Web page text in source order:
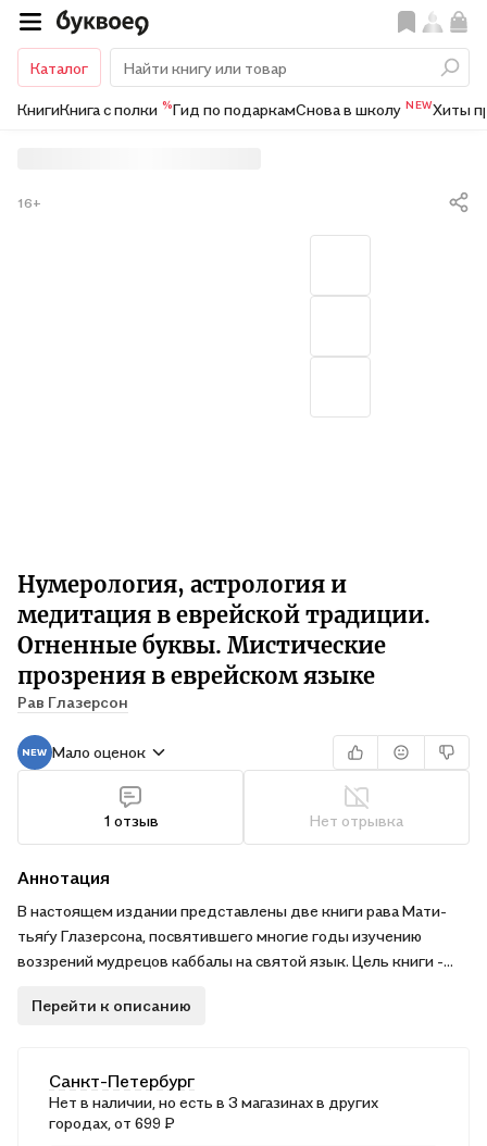
Каталог
КнигиКнига с полки %Гид по подаркамСнова в школу NEWХиты
Нумерология, астрология и
медитация в еврейской традиции.
Огненные буквы. Мистические
прозрения в еврейском языке
Рав Глазерсон
16+
Мало оценок
1 отзыв Нет отрывка
Аннотация
В настоящем издании представлены две книги рава Мати­
тья­ѓу Глазерсона, посвятившего многие годы изучению
воззрений мудрецов каббалы на святой язык. Цель книги -
величия и красоты, скрытый в буквах и словах святого языка.
как и само творение. Каждая буква указывает на особый путь,
которым Б-жественная творящая сила достигает разных
сфирот, посредством которых Творец, Благословен Он,
Перейти к описанию
Санкт-Петербург
Нет в наличии, но есть в 3 магазинах в других
городах, от 699 ₽